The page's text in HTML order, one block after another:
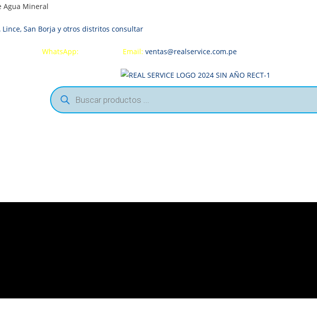
Agua Mineral
San Borja y otros distritos consultar
WhatsApp: Email: ventas@realservice.com.pe
Búsqueda
de
productos